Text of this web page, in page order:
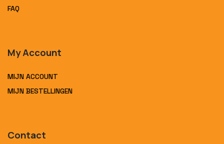
FAQ
My Account
MIJN ACCOUNT
MIJN BESTELLINGEN
Contact